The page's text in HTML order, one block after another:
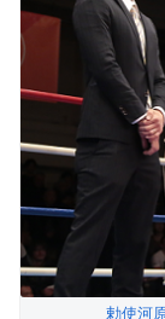
勅使河